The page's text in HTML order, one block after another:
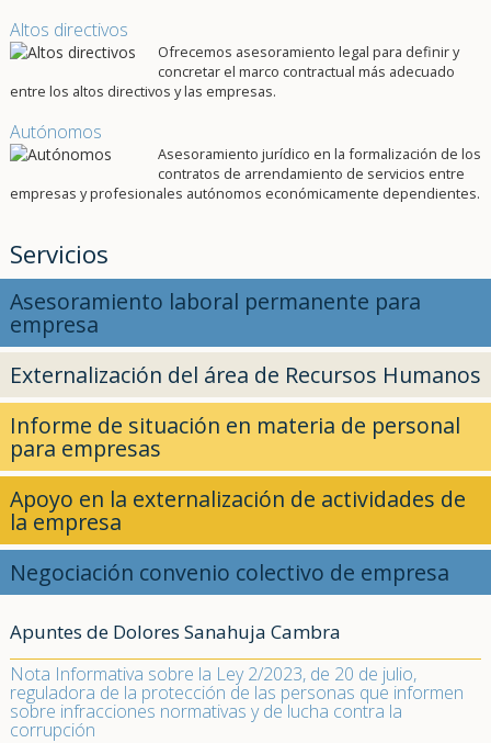
Altos directivos
Ofrecemos asesoramiento legal para definir y
concretar el marco contractual más adecuado
entre los altos directivos y las empresas.
Autónomos
Asesoramiento jurídico en la formalización de los
contratos de arrendamiento de servicios entre
empresas y profesionales autónomos económicamente dependientes.
Servicios
Asesoramiento laboral permanente para
empresa
Externalización del área de Recursos Humanos
Informe de situación en materia de personal
para empresas
Apoyo en la externalización de actividades de
la empresa
Negociación convenio colectivo de empresa
Apuntes de Dolores Sanahuja Cambra
Nota Informativa sobre la Ley 2/2023, de 20 de julio,
reguladora de la protección de las personas que informen
sobre infracciones normativas y de lucha contra la
corrupción